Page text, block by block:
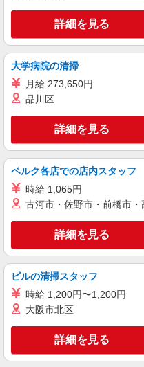
キープ
株式会社kotrio /●OS-H2-
喜連瓜破
面接なし/年
時給
支給(ガソリ
大阪市平
キープ
派遣社員
株式会社kotrio /●OS-H2-
新加美駅/
に！グルホ
時給
キープ
株式会社kotrio /●OS-H2-
詳細を見る
大学病院の清掃
月給 273,650円
品川区
詳細を見る
ベルク各店での店内スタッフ
時給 1,065円
古河市・佐野市・前橋市
詳細を見る
ビルの清掃スタッフ
時給 1,200円〜1,200円
大阪市北区
詳細を見る